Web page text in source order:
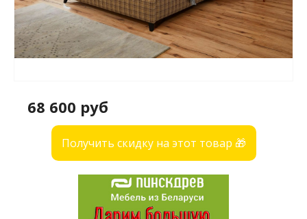
68 600 руб
Получить скидку на этот товар 🎁